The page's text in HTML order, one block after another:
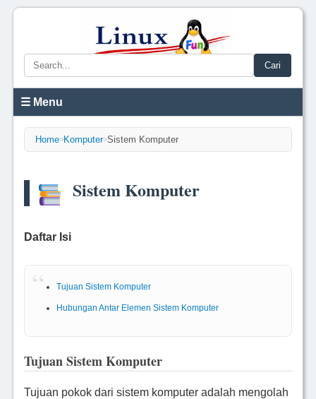
Cari
☰ Menu
Home>Komputer>Sistem Komputer
Sistem Komputer
Daftar Isi
Tujuan Sistem Komputer
Hubungan Antar Elemen Sistem Komputer
Tujuan Sistem Komputer
Tujuan pokok dari sistem komputer adalah mengolah